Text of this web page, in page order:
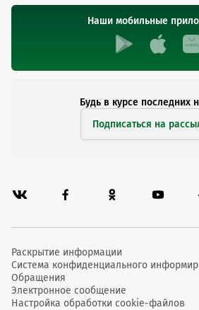
Наши мобильные
Будь в курсе последних
Подписаться на
Раскрытие информации
Система конфиденциального
Обращения
Электронное сообщение
Настройка обработки cookie-файлов